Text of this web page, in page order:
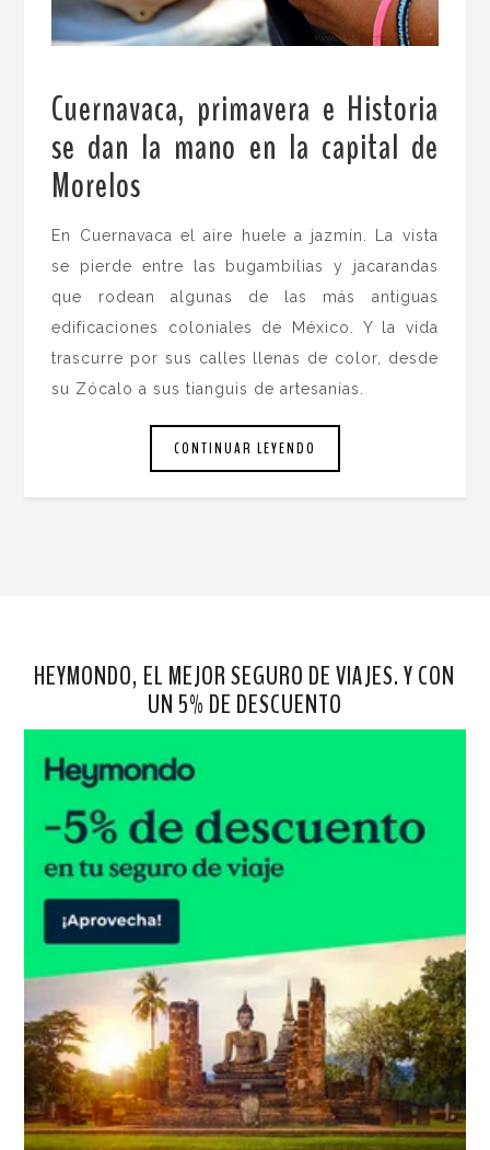
Cuernavaca, primavera e Historia
se dan la mano en la capital de
Morelos
En Cuernavaca el aire huele a jazmín. La vista
se pierde entre las bugambilias y jacarandas
que rodean algunas de las más antiguas
edificaciones coloniales de México. Y la vida
trascurre por sus calles llenas de color, desde
su Zócalo a sus tianguis de artesanías.
CONTINUAR LEYENDO
HEYMONDO, EL MEJOR SEGURO DE VIAJES. Y CON
UN 5% DE DESCUENTO